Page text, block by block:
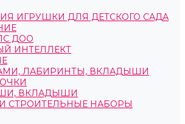
ИГРУШКИ ДЛЯ ДЕТСКОГО САДА
ДОО
ИНТЕЛЛЕКТ
ЛАБИРИНТЫ, ВКЛАДЫШИ
ВКЛАДЫШИ
СТРОИТЕЛЬНЫЕ НАБОРЫ